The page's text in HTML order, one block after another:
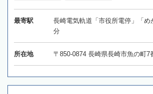
最寄駅
長崎電気軌道「市役所電停」「め
分
所在地 〒850-0874 長崎県長崎市魚の町7